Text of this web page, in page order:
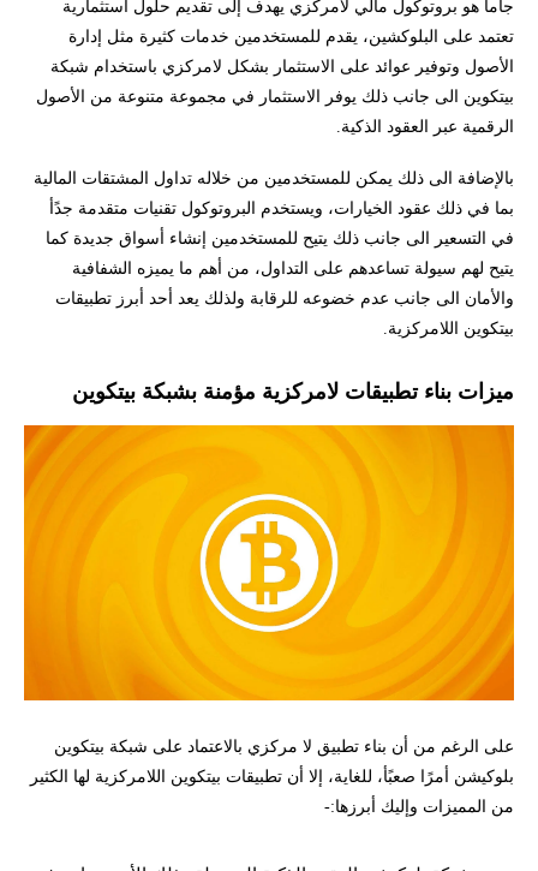
جاما هو بروتوكول مالي لامركزي يهدف إلى تقديم حلول استثمارية
تعتمد على البلوكشين، يقدم للمستخدمين خدمات كثيرة مثل إدارة
الأصول وتوفير عوائد على الاستثمار بشكل لامركزي باستخدام شبكة
بيتكوين الى جانب ذلك يوفر الاستثمار في مجموعة متنوعة من الأصول
الرقمية عبر العقود الذكية.
بالإضافة الى ذلك يمكن للمستخدمين من خلاله تداول المشتقات المالية
بما في ذلك عقود الخيارات، ويستخدم البروتوكول تقنيات متقدمة جدًأ
في التسعير الى جانب ذلك يتيح للمستخدمين إنشاء أسواق جديدة كما
يتيح لهم سيولة تساعدهم على التداول، من أهم ما يميزه الشفافية
والأمان الى جانب عدم خضوعه للرقابة ولذلك يعد أحد أبرز تطبيقات
بيتكوين اللامركزية.
ميزات بناء تطبيقات لامركزية مؤمنة بشبكة بيتكوين
على الرغم من أن بناء تطبيق لا مركزي بالاعتماد على شبكة بيتكوين
بلوكيشن أمرًا صعبًأ، للغاية، إلا أن تطبيقات بيتكوين اللامركزية لها الكثير
من المميزات وإليك أبرزها:-